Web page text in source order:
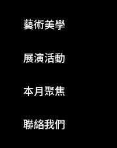
藝術美學
展演活動
本月聚焦
聯絡我們